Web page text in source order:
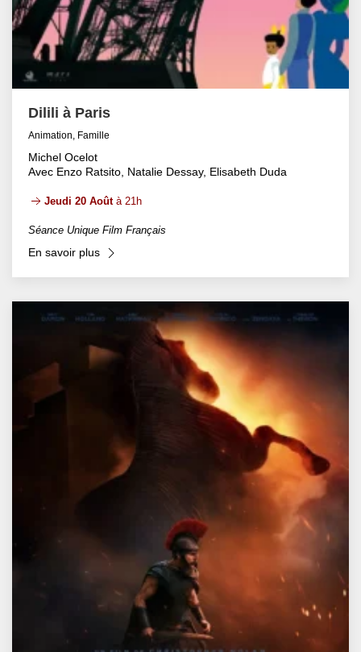
Dilili à Paris
Animation, Famille
Michel Ocelot
Avec Enzo Ratsito, Natalie Dessay, Elisabeth Duda
Jeudi 20 Aoûtà 21h
Séance Unique Film Français
En savoir plus